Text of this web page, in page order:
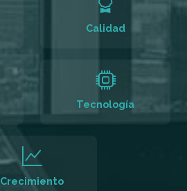
Calidad
Tecnología
Crecimiento